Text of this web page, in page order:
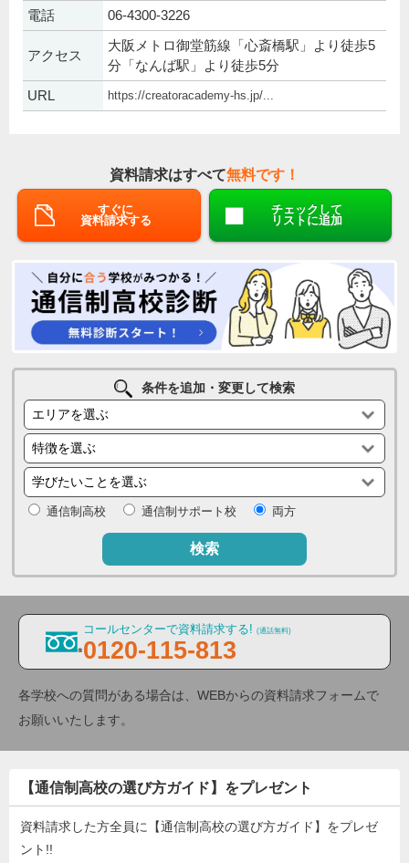
電話 06-4300-3226
アクセス
大阪メトロ御堂筋線「心斎橋駅」より徒歩5
分「なんば駅」より徒歩5分
URL
https://creatoracademy-hs.jp/...
資料請求はすべて無料です！
すぐに
資料請求する
チェックして
リストに追加
条件を追加・変更して検索
通信制高校 通信制サポート校 両方
検索
コールセンターで資料請求する! (通話無料)
0120-115-813
各学校への質問がある場合は、WEBからの資料請求フォームで
お願いいたします。
【通信制高校の選び方ガイド】をプレゼント
資料請求した方全員に【通信制高校の選び方ガイド】をプレゼ
ント!!